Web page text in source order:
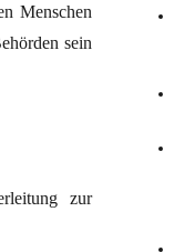
Menschen
sein
zur